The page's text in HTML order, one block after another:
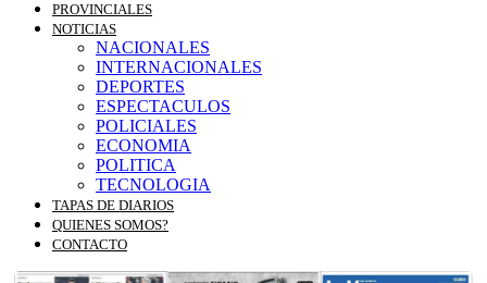
PROVINCIALES
NOTICIAS
NACIONALES
INTERNACIONALES
DEPORTES
ESPECTACULOS
POLICIALES
ECONOMIA
POLITICA
TECNOLOGIA
TAPAS DE DIARIOS
QUIENES SOMOS?
CONTACTO